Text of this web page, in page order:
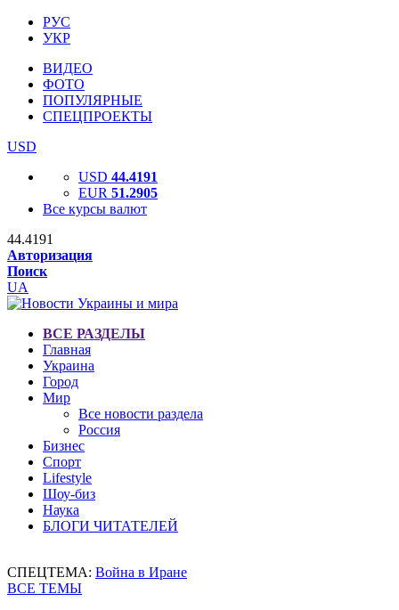
РУС
УКР
ВИДЕО
ФОТО
ПОПУЛЯРНЫЕ
СПЕЦПРОЕКТЫ
USD
USD 44.4191
EUR 51.2905
Все курсы валют
44.4191
Авторизация
Поиск
UA
ВСЕ РАЗДЕЛЫ
Главная
Украина
Город
Мир
Все новости раздела
Россия
Бизнес
Спорт
Lifestyle
Шоу-биз
Наука
БЛОГИ ЧИТАТЕЛЕЙ
СПЕЦТЕМА: Война в Иране
ВСЕ ТЕМЫ